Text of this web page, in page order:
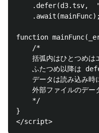
.defer(d3.tsv,
    .await(mainFunc);
function
    /*
括弧内はひとつめは
ふたつめ以降は
データは読み込み時
外部ファイルのデー
    */
}